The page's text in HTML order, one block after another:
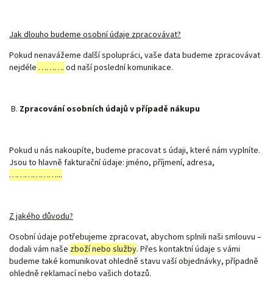
Jak dlouho budeme osobní údaje zpracovávat?
Pokud nenavážeme další spolupráci, vaše data budeme zpracovávat
nejdéle ………. od naší poslední komunikace.
B. Zpracování osobních údajů v případě nákupu
Pokud u nás nakoupíte, budeme pracovat s údaji, které nám vyplníte.
Jsou to hlavně fakturační údaje: jméno, příjmení, adresa,
………………...
Z jakého důvodu?
Osobní údaje potřebujeme zpracovat, abychom splnili naši smlouvu –
dodali vám naše zboží nebo služby. Přes kontaktní údaje s vámi
budeme také komunikovat ohledně stavu vaší objednávky, případně
ohledně reklamací nebo vašich dotazů.